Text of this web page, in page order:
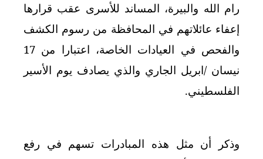
رام الله والبيرة، المساند للأسرى عقب قرارها
إعفاء عائلاتهم في المحافظة من رسوم الكشف
والفحص في العيادات الخاصة، اعتبارا من 17
نيسان /ابريل الجاري والذي يصادف يوم الأسير
الفلسطيني.
وذكر أن مثل هذه المبادرات تسهم في رفع